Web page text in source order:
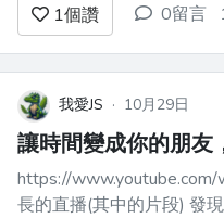
1個讚 0留言
我愛JS · 10月29日
讓時間變成你的朋友
https://www.youtube.com/
長的直播(其中的片段) 發現這段就非常值得品味 深思 以及